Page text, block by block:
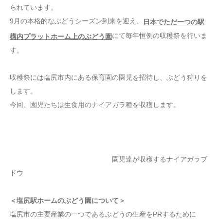
られています。
9月の本格的なぶどうシーズン到来を迎え、
日本でただ一つの駅
構内プラットホーム上のぶどう園にて毎年恒例の収穫祭を行いま
す。
収穫祭には塩尻市内にある保育園の園児を招待し、ぶどう狩りを
します。
今回、園児たちは生食用のナイアガラ種を収穫します。
園児達が収穫するナイアガラブ
ドウ
＜塩尻駅ホームのぶどう園について＞
塩尻市の主要産業の一つであるぶどうの生産をPRするために